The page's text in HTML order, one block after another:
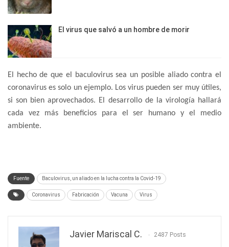
El virus que salvó a un hombre de morir
El hecho de que el baculovirus sea un posible aliado contra el
coronavirus es solo un ejemplo. Los virus pueden ser muy útiles,
si son bien aprovechados. El desarrollo de la virología hallará
cada vez más beneficios para el ser humano y el medio
ambiente.
Fuente Baculovirus, un aliado en la lucha contra la Covid-19
Coronavirus Fabricación Vacuna Virus
Javier Mariscal C. 2487 Posts